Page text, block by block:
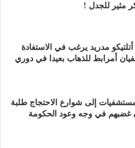
مثير للجدل !
أتلتيكو مدريد يرغب في الاستفادة
أمرابط للذهاب بعيدا في دوري
إلى شوارع الاحتجاج طلبة
غضبهم في وجه وعود الحكومة